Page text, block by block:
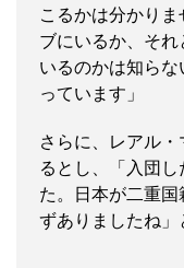
こるかは分かり
ブにいるか、そ
いるのかは知らな
っています」
さらに、レアル
るとし、「入団
た。日本が二重
ずありましたね」